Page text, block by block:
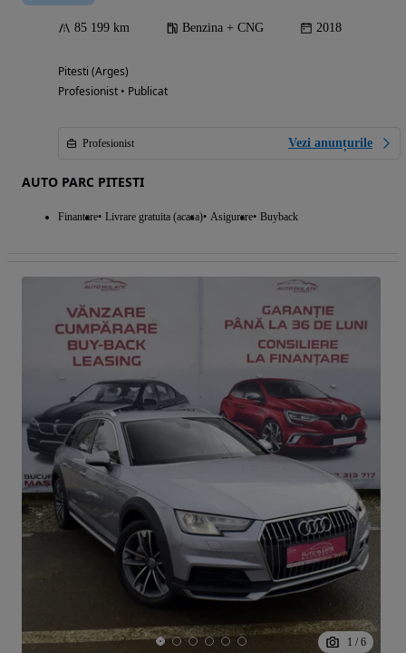
85 199 km Benzina + CNG 2018
Pitesti (Arges)
Profesionist • Publicat
Profesionist Vezi anunțurile
AUTO PARC PITESTI
Finantare Livrare gratuita (acasa) Asigurare Buyback
1 / 6